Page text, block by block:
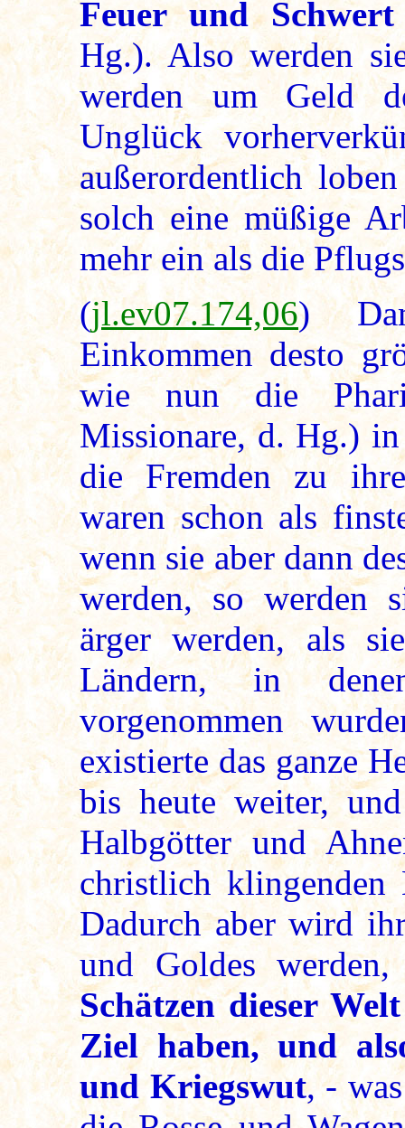
Feuer und
Hg.). Also werden
werden um Geld
Unglück
außerordentlich
solch eine müßige
mehr ein als die
(jl.ev07.174,06)
Einkommen desto
wie nun die
Missionare, d. Hg.)
die Fremden zu
waren schon als
wenn sie aber dann
werden, so werden
ärger werden, als
Ländern, in denen
vorgenommen
existierte das ganze
bis heute weiter,
Halbgötter und
christlich klingenden
Dadurch aber wird
und Goldes
Schätzen dieser
Ziel haben, und
und Kriegswut, -